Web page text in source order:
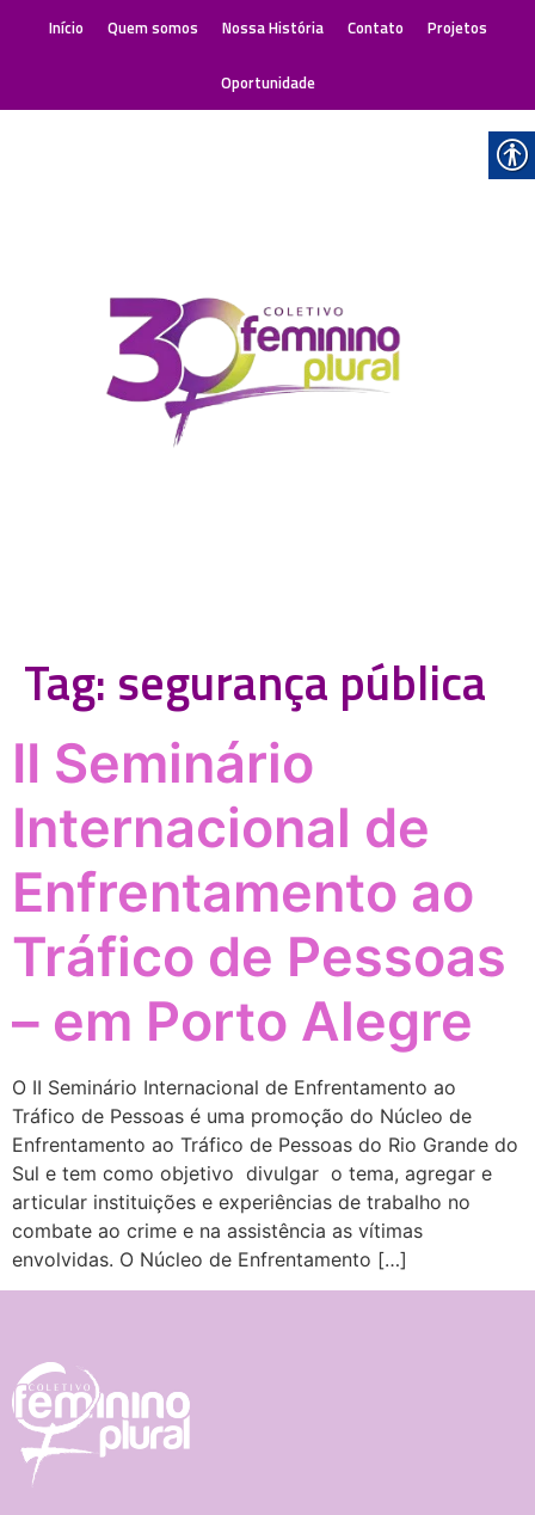
Início Quem somos Nossa História Contato Projetos
Oportunidade
Tag: segurança pública
II Seminário
Internacional de
Enfrentamento ao
Tráfico de Pessoas
– em Porto Alegre
O II Seminário Internacional de Enfrentamento ao
Tráfico de Pessoas é uma promoção do Núcleo de
Enfrentamento ao Tráfico de Pessoas do Rio Grande do
Sul e tem como objetivo divulgar o tema, agregar e
articular instituições e experiências de trabalho no
combate ao crime e na assistência as vítimas
envolvidas. O Núcleo de Enfrentamento […]